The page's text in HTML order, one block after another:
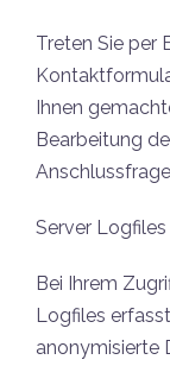
Treten Sie per
Ihnen
Bearbeitung
Server Logfiles
Bei Ihrem
Logfiles
anonymisierte